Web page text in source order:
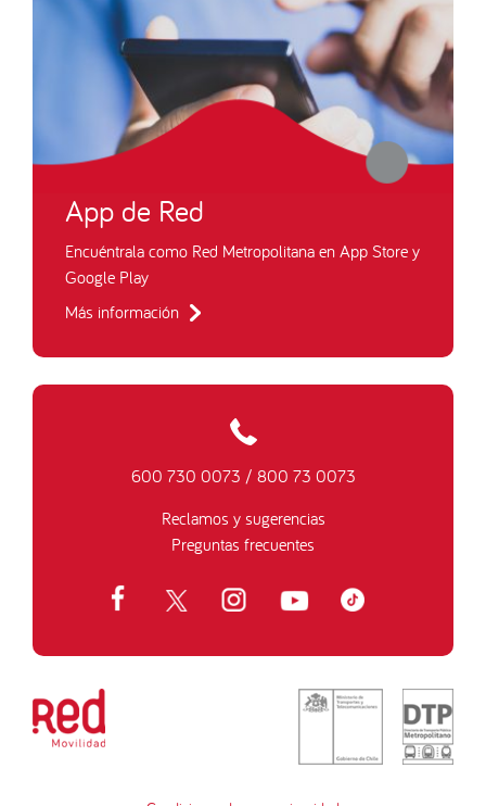
App de Red
Encuéntrala como Red Metropolitana en App Store y
Google Play
Más información
600 730 0073 / 800 73 0073
Reclamos y sugerencias
Preguntas frecuentes